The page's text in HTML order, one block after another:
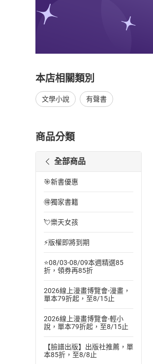
本店相關類別
文學小說 有聲書
商品分類
全部商品
🎯新書優惠
🉐獨家書籍
💘樂天女孩
⚡版權即將到期
⭐08/03-08/09本週精選85
折，領券再85折
2026線上漫畫博覽會-漫畫，
單本79折起，至8/15止
2026線上漫畫博覽會-輕小
說，單本79折起，至8/15止
【臉譜出版】出版社推薦，單
本85折，至8/8止